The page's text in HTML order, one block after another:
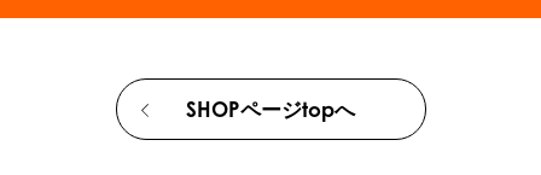
SHOPページtopへ